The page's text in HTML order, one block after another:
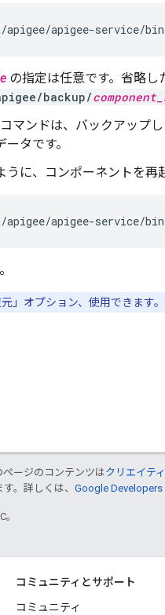
apigee/apigee-service/
の指定は任意です。省略し
backup/
コマンドは、バックアップ
タです。
うに、コンポーネントを再
apigee/apigee-service/
元」オプション、使用できます
ージのコンテンツはクリエイテ
。詳しくは、 Google
コミュニティとサポート
コミュニティ